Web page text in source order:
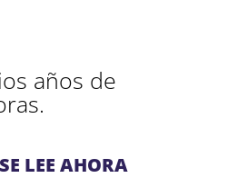
años de
LEE AHORA